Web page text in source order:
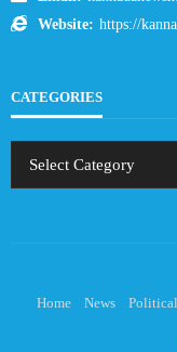
Website: https://
CATEGORIES
Home News Political